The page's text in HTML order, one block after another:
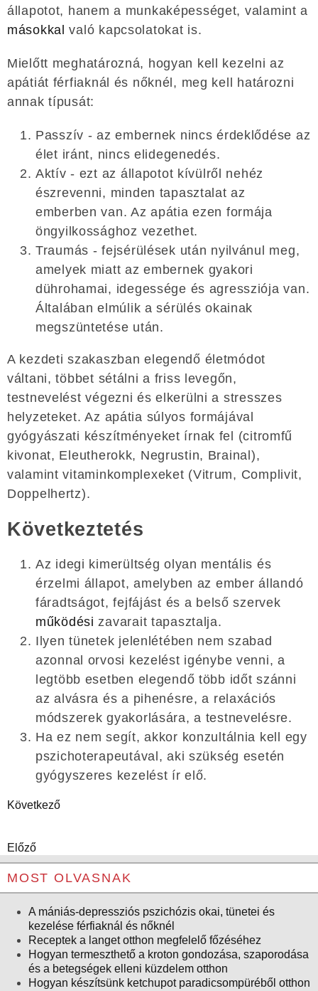
állapotot, hanem a munkaképességet, valamint a
másokkal való kapcsolatokat is.
Mielőtt meghatározná, hogyan kell kezelni az
apátiát férfiaknál és nőknél, meg kell határozni
annak típusát:
Passzív - az embernek nincs érdeklődése az
élet iránt, nincs elidegenedés.
Aktív - ezt az állapotot kívülről nehéz
észrevenni, minden tapasztalat az
emberben van. Az apátia ezen formája
öngyilkossághoz vezethet.
Traumás - fejsérülések után nyilvánul meg,
amelyek miatt az embernek gyakori
dührohamai, idegessége és agressziója van.
Általában elmúlik a sérülés okainak
megszüntetése után.
A kezdeti szakaszban elegendő életmódot
váltani, többet sétálni a friss levegőn,
testnevelést végezni és elkerülni a stresszes
helyzeteket. Az apátia súlyos formájával
gyógyászati ​​készítményeket írnak fel (citromfű
kivonat, Eleutherokk, Negrustin, Brainal),
valamint vitaminkomplexeket (Vitrum, Complivit,
Doppelhertz).
Következtetés
Az idegi kimerültség olyan mentális és
érzelmi állapot, amelyben az ember állandó
fáradtságot, fejfájást és a belső szervek
működési zavarait tapasztalja.
Ilyen tünetek jelenlétében nem szabad
azonnal orvosi kezelést igénybe venni, a
legtöbb esetben elegendő több időt szánni
az alvásra és a pihenésre, a relaxációs
módszerek gyakorlására, a testnevelésre.
Ha ez nem segít, akkor konzultálnia kell egy
pszichoterapeutával, aki szükség esetén
gyógyszeres kezelést ír elő.
Következő
Előző
MOST OLVASNAK
A mániás-depressziós pszichózis okai, tünetei és
kezelése férfiaknál és nőknél
Receptek a langet otthon megfelelő főzéséhez
Hogyan termeszthető a kroton gondozása, szaporodása
és a betegségek elleni küzdelem otthon
Hogyan készítsünk ketchupot paradicsompüréből otthon